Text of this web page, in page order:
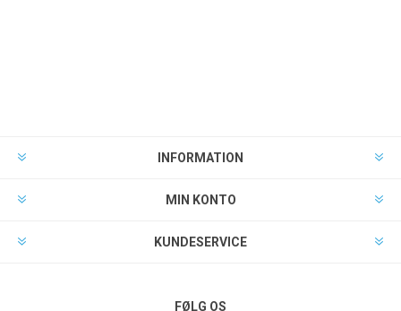
INFORMATION
MIN KONTO
KUNDESERVICE
FØLG OS